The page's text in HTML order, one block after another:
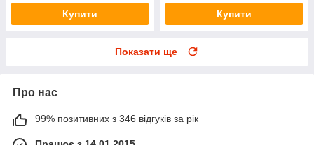
Купити Купити
Показати ще
Про нас
99% позитивних з 346 відгуків за рік